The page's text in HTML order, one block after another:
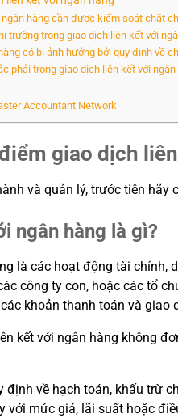
hàng cần được kiểm soát chặt
trường trong giao dịch liên kết với
có bị ảnh hưởng bởi quy định về
phải trong giao dịch liên kết với ngân
Accountant Network
giao dịch
và quản lý, trước tiên
ngân hàng là gì?
là các hoạt động tài
công ty con, hoặc các tổ
khoản thanh toán và giao
kết với ngân hàng không
định về hạch toán, khấu trừ
với mức giá, lãi suất hoặc